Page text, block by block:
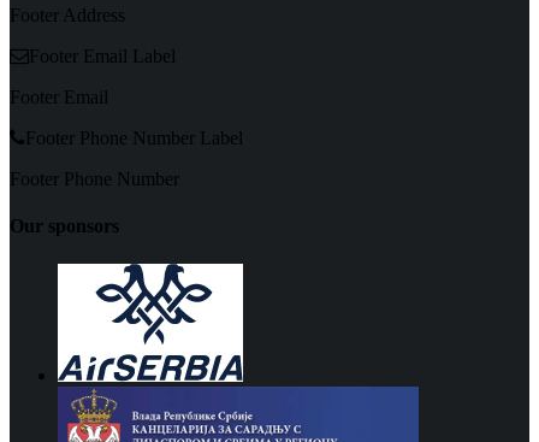
Footer Address
Footer Email Label
Footer Email
Footer Phone Number Label
Footer Phone Number
Our sponsors